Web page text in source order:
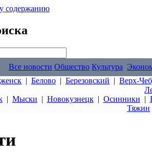
содержанию
Все новости Общество Культура
| Белово | Березовский | Верх-
| Мыски | Новокузнецк| Осинники |
Тяжин